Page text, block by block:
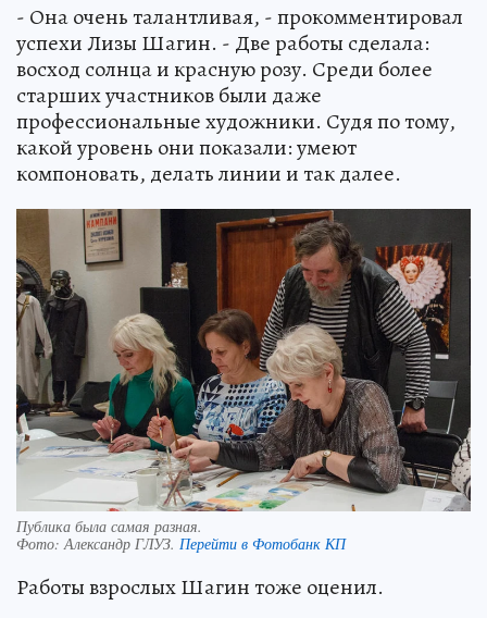
- Она очень талантливая, - прокомментировал
успехи Лизы Шагин. - Две работы сделала:
восход солнца и красную розу. Среди более
старших участников были даже
профессиональные художники. Судя по тому,
какой уровень они показали: умеют
компоновать, делать линии и так далее.
Публика была самая разная.
Фото: Александр ГЛУЗ. Перейти в Фотобанк КП
Работы взрослых Шагин тоже оценил.